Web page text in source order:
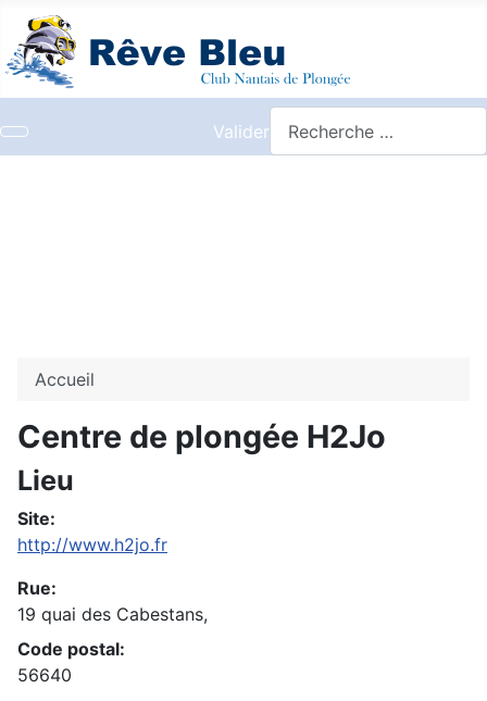
Valider
Accueil
Centre de plongée H2Jo
Lieu
Site:
http://www.h2jo.fr
Rue:
19 quai des Cabestans,
Code postal:
56640